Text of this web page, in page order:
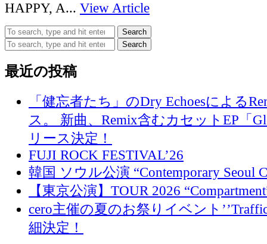
HAPPY, A... View Article
Search
Search
最近の投稿
「健忘者たち」のDry Echoesによる
ス。 新曲、Remix含むカセットEP「
リース決定！
FUJI ROCK FESTIVAL’26
韓国 ソウル公演 “Contemporary Seoul
【東京公演】TOUR 2026
cero主催の夏のお祭りイベント
細決定！